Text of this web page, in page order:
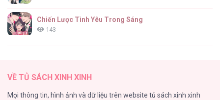
Chiến Lược Tình Yêu Trong Sáng
143
128
VỀ TỦ SÁCH XINH XINH
Mọi thông tin, hình ảnh và dữ liệu trên website tủ sách xinh xinh